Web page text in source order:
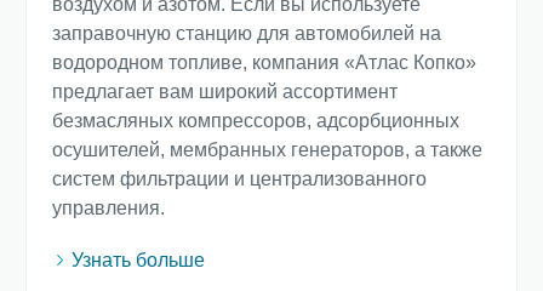
воздухом и азотом. Если вы используете
заправочную станцию для автомобилей на
водородном топливе, компания «Атлас Копко»
предлагает вам широкий ассортимент
безмасляных компрессоров, адсорбционных
осушителей, мембранных генераторов, а также
систем фильтрации и централизованного
управления.
Узнать больше